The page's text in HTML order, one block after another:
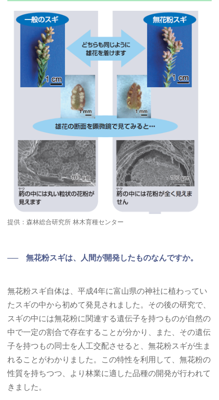
提供：森林総合研究所 林木育種センター
── 無花粉スギは、人間が開発したものなんですか。
無花粉スギ自体は、平成4年に富山県の神社に植わってい
たスギの中から初めて発見されました。その後の研究で、
スギの中には無花粉に関連する遺伝子を持つものが自然の
中で一定の割合で存在することが分かり、また、その遺伝
子を持つもの同士を人工交配させると、無花粉スギが生ま
れることがわかりました。この特性を利用して、無花粉の
性質を持ちつつ、より林業に適した品種の開発が行われて
きました。